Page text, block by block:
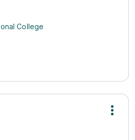
College